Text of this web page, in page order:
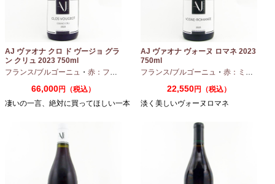
AJ ヴァオナ クロ ド ヴージョ グラ
ン クリュ 2023 750ml
フランス/ブルゴーニュ ・ 赤：フルボディ ・ピノノワール
66,000円（税込）
凄いの一言、絶対に買ってほしい一本
AJ ヴァオナ ヴォーヌ ロマネ 2023
750ml
フランス/ブルゴーニュ ・ 赤：ミディアムボディ
22,550円（税込）
淡く美しいヴォーヌロマネ